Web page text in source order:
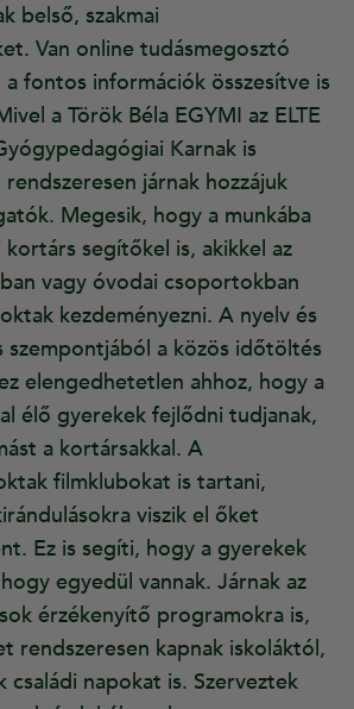
belső, szakmai
Van online tudásmegosztó
fontos információk összesítve is
a Török Béla EGYMI az ELTE
Karnak is
járnak hozzájuk
Megesik, hogy a munkába
segítőkel is, akikkel az
vagy óvodai csoportokban
kezdeményezni. A nyelv és
szempontjából a közös időtöltés
elengedhetetlen ahhoz, hogy a
élő gyerekek fejlődni tudjanak,
a kortársakkal. A
filmklubokat is tartani,
viszik el őket
Ez is segíti, hogy a gyerekek
egyedül vannak. Járnak az
érzékenyítő programokra is,
rendszeresen kapnak iskoláktól,
családi napokat is. Szerveztek